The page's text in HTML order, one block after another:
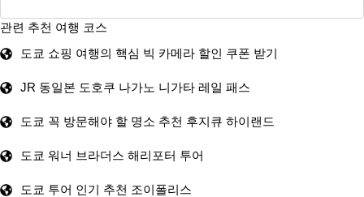
관련 추천 여행 코스
도쿄 쇼핑 여행의 핵심 빅 카메라 할인 쿠폰 받기
JR 동일본 도호쿠 나가노 니가타 레일 패스
도쿄 꼭 방문해야 할 명소 추천 후지큐 하이랜드
도쿄 워너 브라더스 해리포터 투어
도쿄 투어 인기 추천 조이폴리스